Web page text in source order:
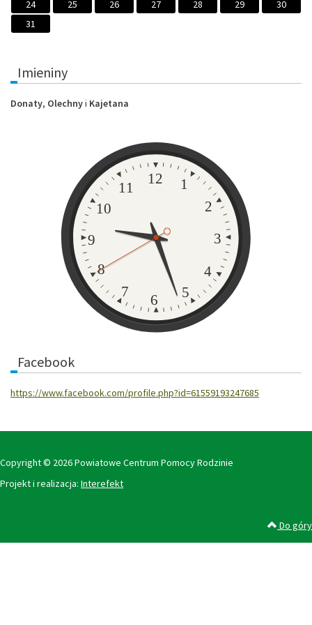
24
25 26 27 28 29
30
31
Imieniny
Donaty, Olechnyi Kajetana
1
2
3
4
5
6
7
8
9
10
11
12
Facebook
https://www.facebook.com/profile.php?id=61559193247685
Copyright © 2026 Powiatowe Centrum Pomocy Rodzinie
Projekt i realizacja: Interefekt
Do góry